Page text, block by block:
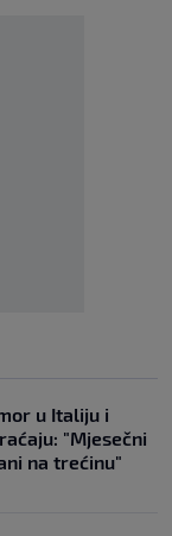
u Italiju i
"Mjesečni
na trećinu"